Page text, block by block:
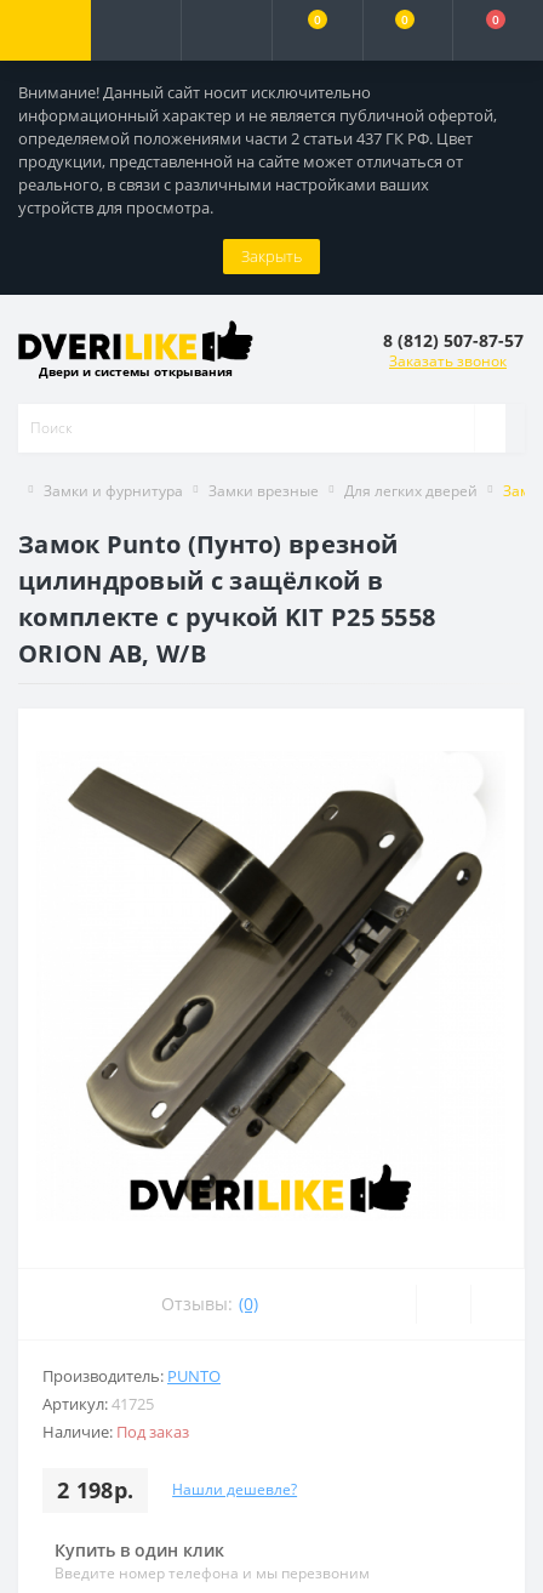
Внимание! Данный сайт носит исключительно
информационный характер и не является публичной офертой,
определяемой положениями части 2 статьи 437 ГК РФ. Цвет
продукции, представленной на сайте может отличаться от
реального, в связи с различными настройками ваших
устройств для просмотра.
Закрыть
0 0 0
Двери и системы открывания
8 (812) 507-87-57
Заказать звонок
Замки и фурнитура Замки врезные Для легких дверей
Замок Punto (Пунто) врезной
цилиндровый с защёлкой в
комплекте с ручкой KIT P25 5558
ORION AB, W/B
Отзывы: (0)
Производитель: PUNTO
Артикул:41725
Наличие: Под заказ
2 198р. Нашли дешевле?
Купить в один клик
Введите номер телефона и мы перезвоним